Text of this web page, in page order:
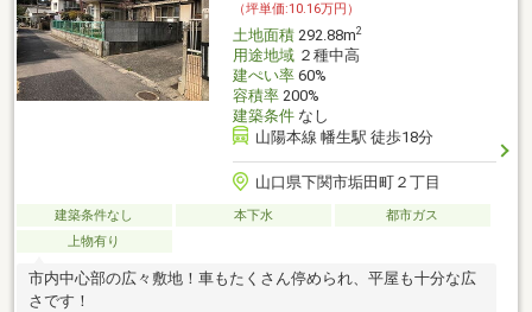
（坪単価:10.16万円）
土地面積292.88m2
用途地域２種中高
建ぺい率60%
容積率200%
建築条件なし
山陽本線 幡生駅 徒歩18分
山口県下関市垢田町２丁目
建築条件なし 本下水
都市ガス
上物有り
市内中心部の広々敷地！車もたくさん停められ、平屋も十分な広
さです！